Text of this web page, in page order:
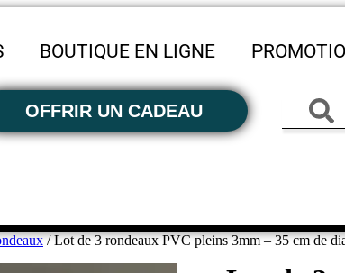
BOUTIQUE EN LIGNE
OFFRIR UN CADEAU
/ Lot de 3 rondeaux PVC pleins 3mm – 35 cm de